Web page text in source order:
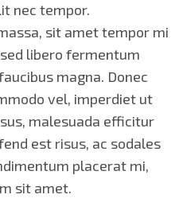
nec tempor.
sit amet tempor mi
libero fermentum
magna. Donec
vel, imperdiet ut
malesuada efficitur
est risus, ac sodales
placerat mi,
sit amet.